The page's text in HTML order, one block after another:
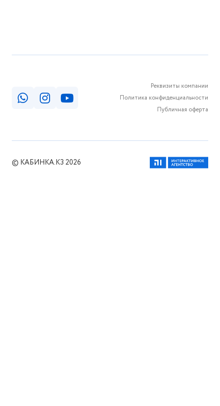
Реквизиты компании
Политика конфиденциальности
Публичная оферта
© КАБИНКА.КЗ 2026